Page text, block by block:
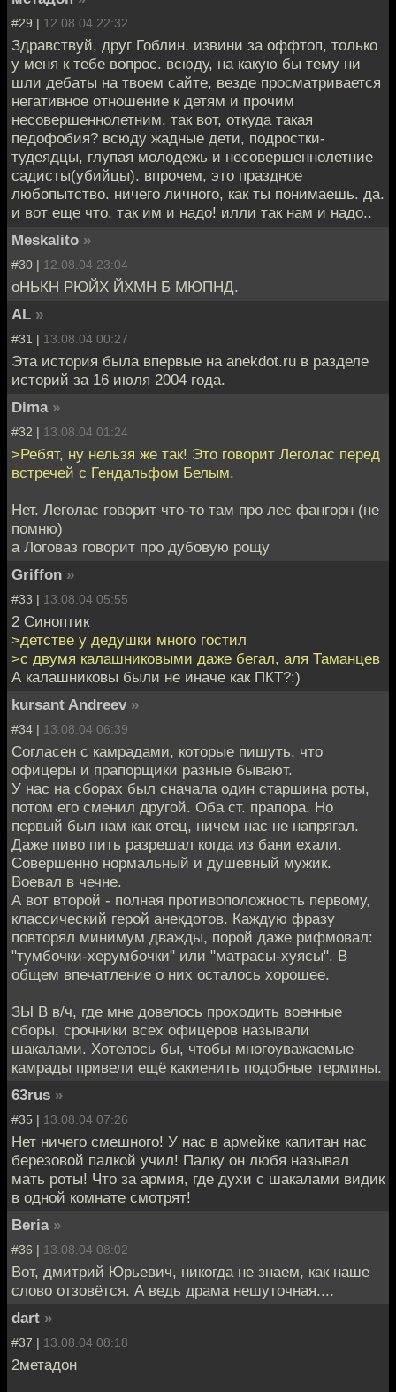
#29 | 12.08.04 22:32
Здравствуй, друг Гоблин. извини за оффтоп, только
у меня к тебе вопрос. всюду, на какую бы тему ни
шли дебаты на твоем сайте, везде просматривается
негативное отношение к детям и прочим
несовершеннолетним. так вот, откуда такая
педофобия? всюду жадные дети, подростки-
тудеядцы, глупая молодежь и несовершеннолетние
садисты(убийцы). впрочем, это праздное
любопытство. ничего личного, как ты понимаешь. да.
и вот еще что, так им и надо! илли так нам и надо..
Meskalito »
#30 | 12.08.04 23:04
оНЬКН РЮЙХ ЙХМН Б МЮПНД.
AL »
#31 | 13.08.04 00:27
Эта история была впервые на anekdot.ru в разделе
историй за 16 июля 2004 года.
Dima »
#32 | 13.08.04 01:24
>Ребят, ну нельзя же так! Это говорит Леголас перед
встречей с Гендальфом Белым.
Нет. Леголас говорит что-то там про лес фангорн (не
помню)
а Логоваз говорит про дубовую рощу
Griffon »
#33 | 13.08.04 05:55
2 Синоптик
>детстве у дедушки много гостил
>с двумя калашниковыми даже бегал, аля Таманцев
А калашниковы были не иначе как ПКТ?:)
kursant Andreev »
#34 | 13.08.04 06:39
Согласен с камрадами, которые пишуть, что
офицеры и прапорщики разные бывают.
У нас на сборах был сначала один старшина роты,
потом его сменил другой. Оба ст. прапора. Но
первый был нам как отец, ничем нас не напрягал.
Даже пиво пить разрешал когда из бани ехали.
Совершенно нормальный и душевный мужик.
Воевал в чечне.
А вот второй - полная противоположность первому,
классический герой анекдотов. Каждую фразу
повторял минимум дважды, порой даже рифмовал:
"тумбочки-херумбочки" или "матрасы-хуясы". В
общем впечатление о них осталось хорошее.
ЗЫ В в/ч, где мне довелось проходить военные
сборы, срочники всех офицеров называли
шакалами. Хотелось бы, чтобы многоуважаемые
камрады привели ещё какиенить подобные термины.
63rus »
#35 | 13.08.04 07:26
Нет ничего смешного! У нас в армейке капитан нас
березовой палкой учил! Палку он любя называл
мать роты! Что за армия, где духи с шакалами видик
в одной комнате смотрят!
Beria »
#36 | 13.08.04 08:02
Вот, дмитрий Юрьевич, никогда не знаем, как наше
слово отзовётся. А ведь драма нешуточная....
dart »
#37 | 13.08.04 08:18
2метадон